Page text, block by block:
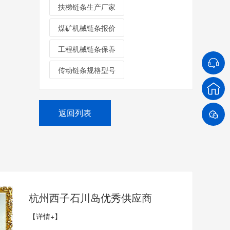
扶梯链条生产厂家
煤矿机械链条报价
工程机械链条保养
传动链条规格型号
返回列表
杭州西子石川岛优秀供应商
【详情+】